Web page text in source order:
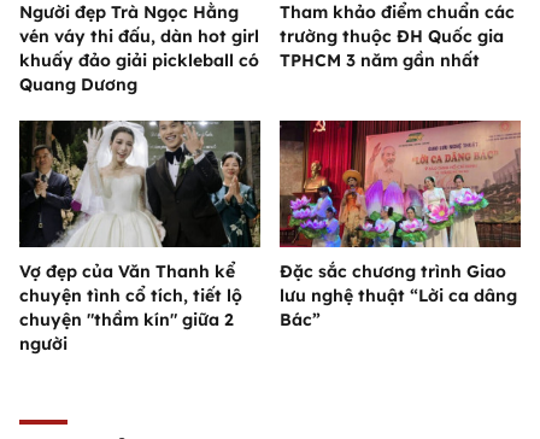
Người đẹp Trà Ngọc Hằng
vén váy thi đấu, dàn hot girl
khuấy đảo giải pickleball có
Quang Dương
Tham khảo điểm chuẩn các
trường thuộc ĐH Quốc gia
TPHCM 3 năm gần nhất
Vợ đẹp của Văn Thanh kể
chuyện tình cổ tích, tiết lộ
chuyện "thầm kín" giữa 2
người
Đặc sắc chương trình Giao
lưu nghệ thuật “Lời ca dâng
Bác”